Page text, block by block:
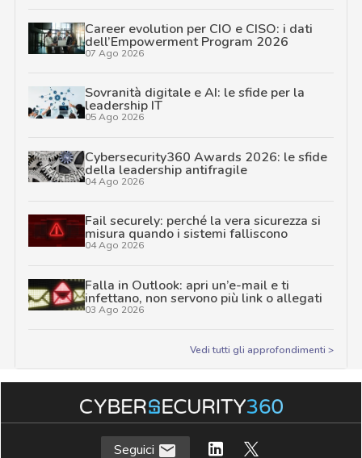
Career evolution per CIO e CISO: i dati
dell’Empowerment Program 2026
07 Ago 2026
Sovranità digitale e AI: le sfide per la
leadership IT
05 Ago 2026
Cybersecurity360 Awards 2026: le sfide
della leadership antifragile
04 Ago 2026
Fail securely: perché la vera sicurezza si
misura quando i sistemi falliscono
04 Ago 2026
Falla in Outlook: apri un’e-mail e ti
infettano, non servono più link o allegati
03 Ago 2026
Vedi tutti gli approfondimenti >
Seguici